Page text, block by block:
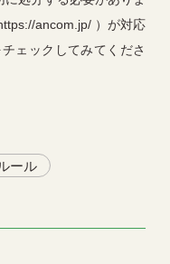
ancom.jp/ ）が対応
ェックしてみてくださ
ール